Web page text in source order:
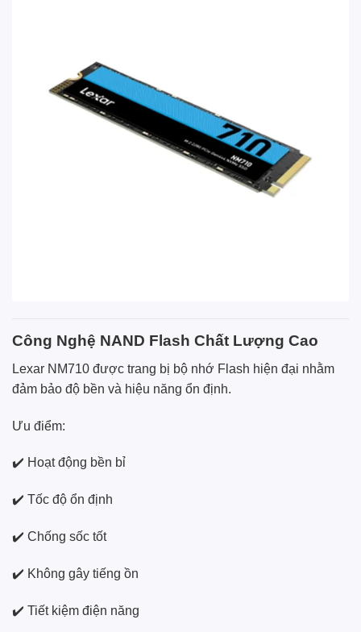
Công Nghệ NAND Flash Chất Lượng Cao
Lexar NM710 được trang bị bộ nhớ Flash hiện đại nhằm
đảm bảo độ bền và hiệu năng ổn định.
Ưu điểm:
✔️ Hoạt động bền bỉ
✔️ Tốc độ ổn định
✔️ Chống sốc tốt
✔️ Không gây tiếng ồn
✔️ Tiết kiệm điện năng